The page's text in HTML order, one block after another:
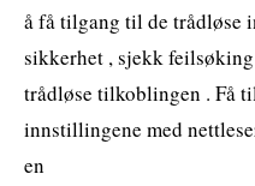
å få tilgang til de trådløse
sikkerhet , sjekk
trådløse tilkoblingen . Få
innstillingene med
en